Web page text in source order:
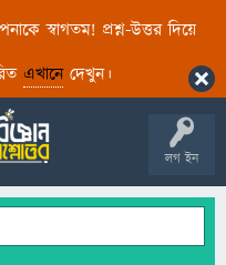
স্বাগতম! প্রশ্ন-উত্তর দিয়ে
এখানেদেখুন।
লগ ইন